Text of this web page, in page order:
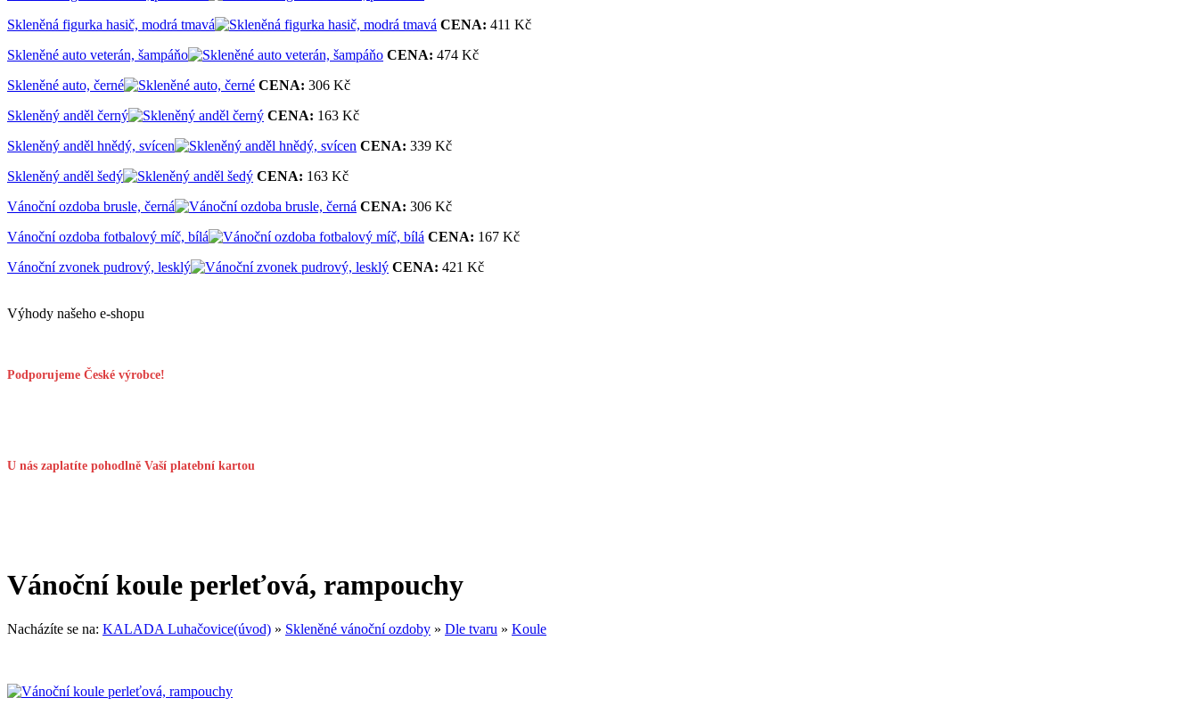
Skleněná figurka hasič, modrá tmavá
CENA: 411 Kč
Skleněné auto veterán, šampáňo
CENA: 474 Kč
Skleněné auto, černé
CENA: 306 Kč
Skleněný anděl černý
CENA: 163 Kč
Skleněný anděl hnědý, svícen
CENA: 339 Kč
Skleněný anděl šedý
CENA: 163 Kč
Vánoční ozdoba brusle, černá
CENA: 306 Kč
Vánoční ozdoba fotbalový míč, bílá
CENA: 167 Kč
Vánoční zvonek pudrový, lesklý
CENA: 421 Kč
Výhody našeho e-shopu
Podporujeme České výrobce!
U nás zaplatíte pohodlně Vaší platební kartou
Vánoční koule perleťová, rampouchy
Nacházíte se na: KALADA Luhačovice(úvod) » Skleněné vánoční ozdoby » Dle tvaru » Koule